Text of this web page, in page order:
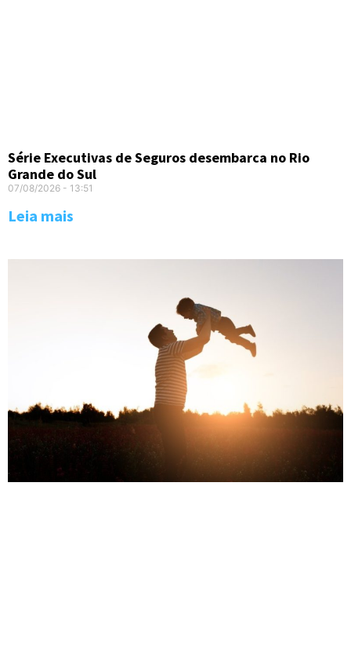
Série Executivas de Seguros desembarca no Rio
Grande do Sul
07/08/2026 13:51
Leia mais